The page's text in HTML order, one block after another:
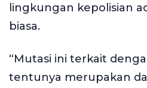
lingkungan kepolisian
biasa.
“Mutasi ini terkait
tentunya merupakan